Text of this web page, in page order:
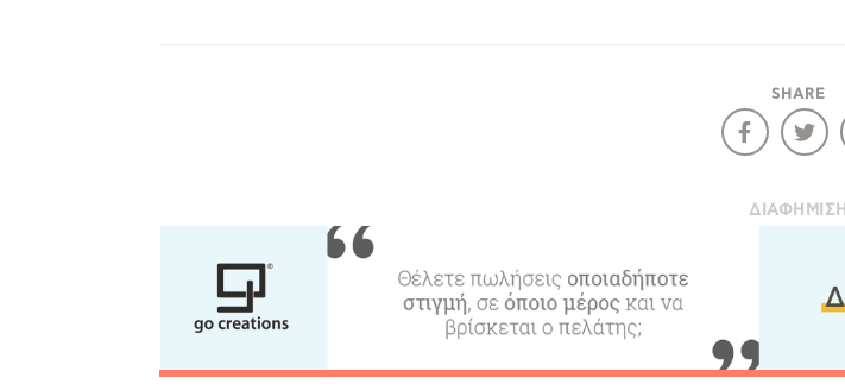
Φαγητό, Ποτό, Διασκέδαση
SHARE
ΔΙΑΦΉΜΙΣΗ